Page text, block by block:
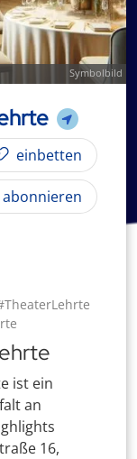
Symbolbild
einbetten
abonnieren
ist ein
an
16,